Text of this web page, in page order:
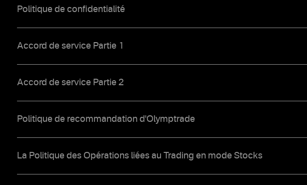
Politique de confidentialité
Accord de service Partie 1
Accord de service Partie 2
Politique de recommandation d'Olymptrade
La Politique des Opérations liées au Trading en mode Stocks